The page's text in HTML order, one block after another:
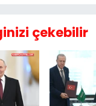
çekebilir